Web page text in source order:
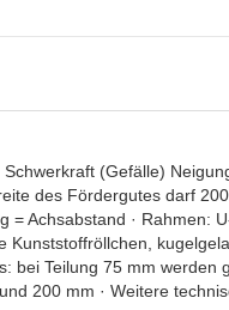
(Gefälle)
des Fördergutes darf
Achsabstand · Rahmen:
Kunststoffröllchen,
bei Teilung 75 mm werden
200 mm · Weitere